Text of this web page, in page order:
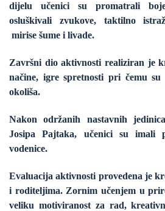
dijelu učenici su promatrali
osluškivali zvukove, taktilno
mirise šume i livade.
Završni dio aktivnosti realiziran je
načine, igre spretnosti pri čemu
okoliša.
Nakon održanih nastavnih
Josipa Pajtaka, učenici su
vodenice.
Evaluacija aktivnosti provedena je
i roditeljima. Zornim učenjem u
veliku motiviranost za rad,